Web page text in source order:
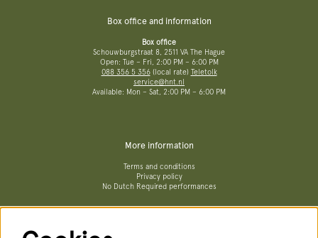
Box office and information
Box office
Schouwburgstraat 8, 2511 VA The Hague
Open: Tue – Fri, 2:00 PM – 6:00 PM
088 356 5 356(local rate) Teletolk
service@hnt.nl
Available: Mon – Sat, 2:00 PM – 6:00 PM
More information
Terms and conditions
Privacy policy
No Dutch Required performances